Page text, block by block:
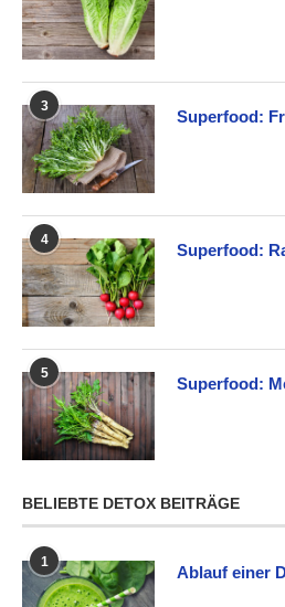
3
Superfood:
4
Superfood:
5
Superfood:
BELIEBTE DETOX BEITRÄGE
1
Ablauf einer